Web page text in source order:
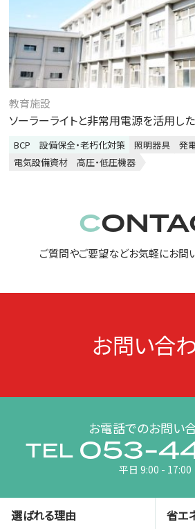
教育施設
ソーラーライトと非常用電源を活用し
BCP 設備保全・老朽化対策 照明器具 発
電気設備資材
高圧・低圧機器
ご質問やご要望などお気軽にお問
お問い合
お電話でのお問い
TEL 053-
平日 9:00 - 17:00
選ばれる理由 省エ